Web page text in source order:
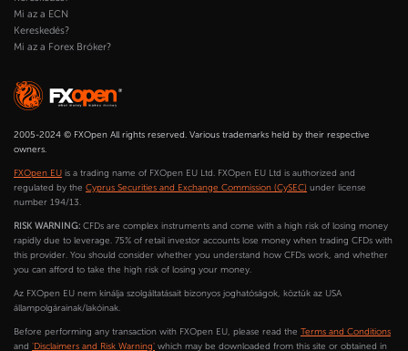
Mi az a ECN
Kereskedés?
Mi az a Forex Bróker?
2005-2024 © FXOpen All rights reserved. Various trademarks held by their respective
owners.
FXOpen EU is a trading name of FXOpen EU Ltd. FXOpen EU Ltd is authorized and
regulated by the Cyprus Securities and Exchange Commission (CySEC) under license
number 194/13.
RISK WARNING: CFDs are complex instruments and come with a high risk of losing money
rapidly due to leverage. 75% of retail investor accounts lose money when trading CFDs with
this provider. You should consider whether you understand how CFDs work, and whether
you can afford to take the high risk of losing your money.
Az FXOpen EU nem kínálja szolgáltatásait bizonyos joghatóságok, köztük az USA
állampolgárainak/lakóinak.
Before performing any transaction with FXOpen EU, please read the Terms and Conditions
and 'Disclaimers and Risk Warning' which may be downloaded from this site or obtained in